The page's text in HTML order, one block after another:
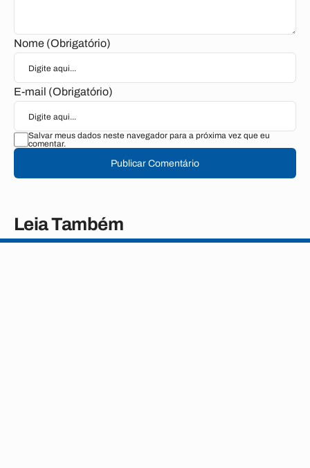
Nome (Obrigatório)
E-mail (Obrigatório)
Salvar meus dados neste navegador para a próxima vez que eu
comentar.
Publicar Comentário
Leia Também